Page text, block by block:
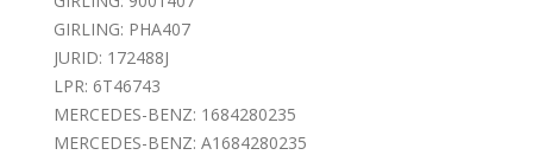
GIRLING: PHA407
JURID: 172488J
LPR: 6T46743
MERCEDES-BENZ: 1684280235
MERCEDES-BENZ: A1684280235